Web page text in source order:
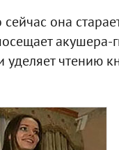
она
акушера-
чтению